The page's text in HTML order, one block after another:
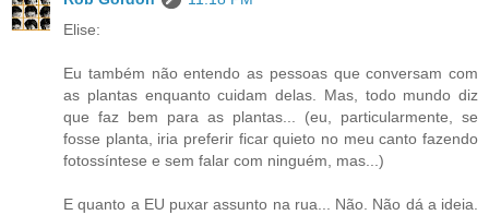
Elise:
Eu também não entendo as pessoas que conversam com
as plantas enquanto cuidam delas. Mas, todo mundo diz
que faz bem para as plantas... (eu, particularmente, se
fosse planta, iria preferir ficar quieto no meu canto fazendo
fotossíntese e sem falar com ninguém, mas...)
E quanto a EU puxar assunto na rua... Não. Não dá a ideia.